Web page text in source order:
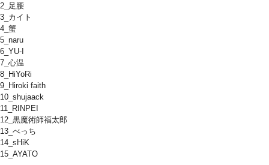
2_足腰
3_カイト
4_蟹
5_naru
6_YU-I
7_心温
8_HiYoRi
9_Hiroki faith
10_shujaack
11_RINPEI
12_黒魔術師福太郎
13_べっち
14_sHiK
15_AYATO